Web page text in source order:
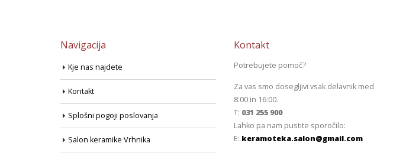
Navigacija
Kje nas najdete
Kontakt
Splošni pogoji poslovanja
Salon keramike Vrhnika
Kontakt
Potrebujete pomoč?
Za vas smo dosegljivi vsak delavnik med
8:00 in 16:00.
T: 031 255 900
Lahko pa nam pustite sporočilo:
E: keramoteka.salon@gmail.com